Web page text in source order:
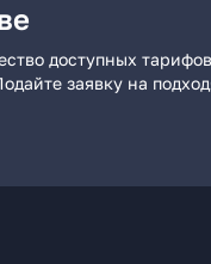
доступных
заявку на